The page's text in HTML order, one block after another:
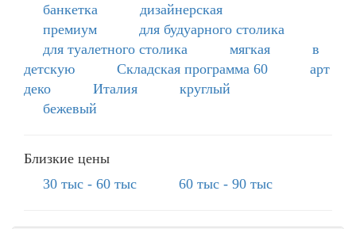
банкетка
дизайнерская
премиум
для будуарного столика
для туалетного столика
мягкая
в
детскую
Складская программа 60
арт
деко
Италия
круглый
бежевый
Близкие цены
30 тыс - 60 тыс
60 тыс - 90 тыс